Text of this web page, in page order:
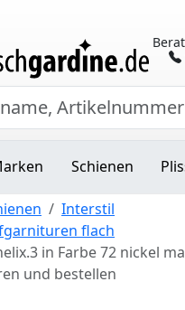
Schienen
Interstil
flach
in Farbe 72 nickel
und bestellen